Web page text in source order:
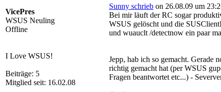
VicePres
WSUS Neuling
Offline
I Love WSUS!
Beiträge: 5
Mitglied seit: 16.02.08
Sunny schrieb on 26.08.09 um
Bei mir läuft der RC sogar
WSUS gelöscht und die
und wuauclt /detectnow ein paar
Jepp, hab ich so gemacht. Gerade
richtig gemacht hat (per WSUS
Fragen beantwortet etc...) -